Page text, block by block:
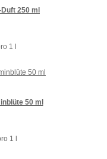
250 ml
1 l
50 ml
1 l